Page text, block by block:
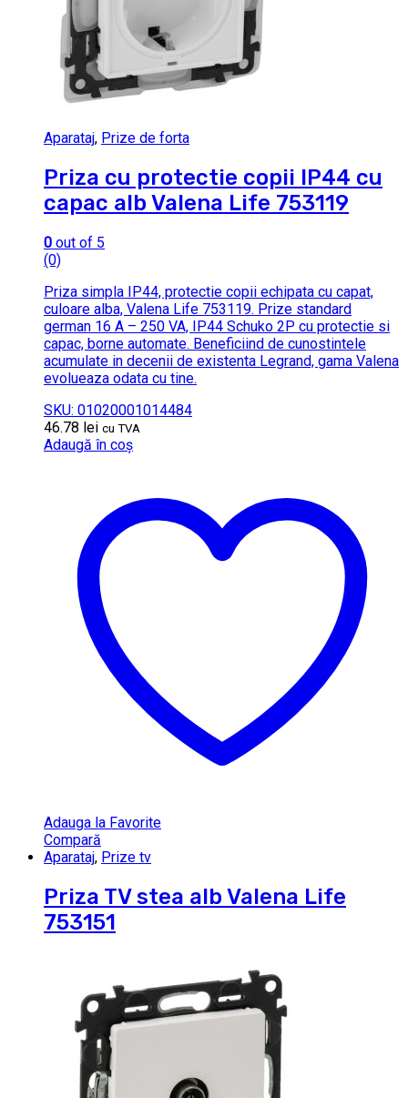
Aparataj, Prize de forta
Priza cu protectie copii IP44 cu
capac alb Valena Life 753119
0 out of 5
(0)
Priza simpla IP44, protectie copii echipata cu capat,
culoare alba, Valena Life 753119. Prize standard
german 16 A – 250 VA, IP44 Schuko 2P cu protectie si
capac, borne automate. Beneficiind de cunostintele
acumulate in decenii de existenta Legrand, gama Valena
evolueaza odata cu tine.
SKU: 01020001014484
46.78 lei cu TVA
Adaugă în coș
Adauga la Favorite
Compară
Aparataj, Prize tv
Priza TV stea alb Valena Life
753151